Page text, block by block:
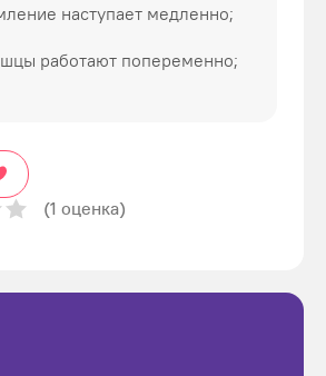
наступает медленно;
работают попеременно;
(1 оценка)